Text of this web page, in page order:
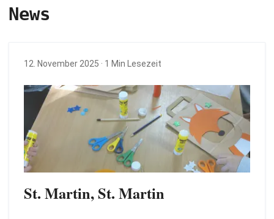
News
12. November 2025 · 1 Min Lesezeit
St. Martin, St. Martin